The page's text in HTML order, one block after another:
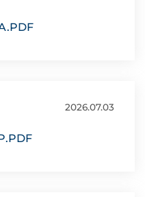
2026.07.03